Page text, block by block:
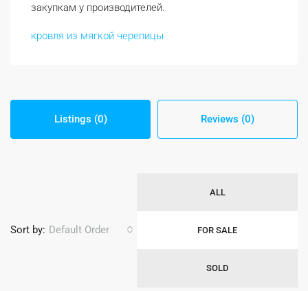
закупкам у производителей.
кровля из мягкой черепицы
Listings (0) Reviews (0)
ALL
FOR SALE
SOLD
Sort by: Default Order